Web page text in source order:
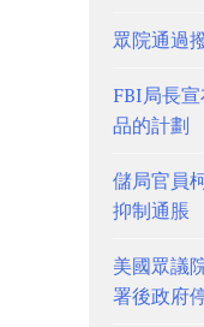
眾院通過
FBI局長
品的計劃
儲局官員
抑制通脹
美國眾議
署後政府